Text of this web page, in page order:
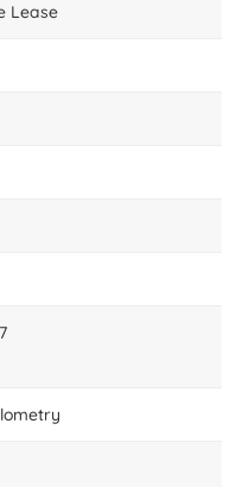
Lease